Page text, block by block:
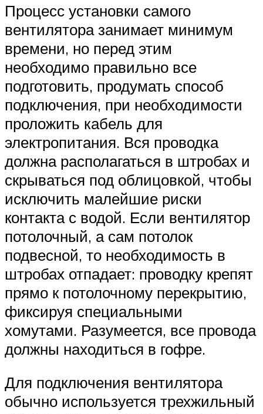
Процесс установки самого
вентилятора занимает минимум
времени, но перед этим
необходимо правильно все
подготовить, продумать способ
подключения, при необходимости
проложить кабель для
электропитания. Вся проводка
должна располагаться в штробах и
скрываться под облицовкой, чтобы
исключить малейшие риски
контакта с водой. Если вентилятор
потолочный, а сам потолок
подвесной, то необходимость в
штробах отпадает: проводку крепят
прямо к потолочному перекрытию,
фиксируя специальными
хомутами. Разумеется, все провода
должны находиться в гофре.
Для подключения вентилятора
обычно используется трехжильный